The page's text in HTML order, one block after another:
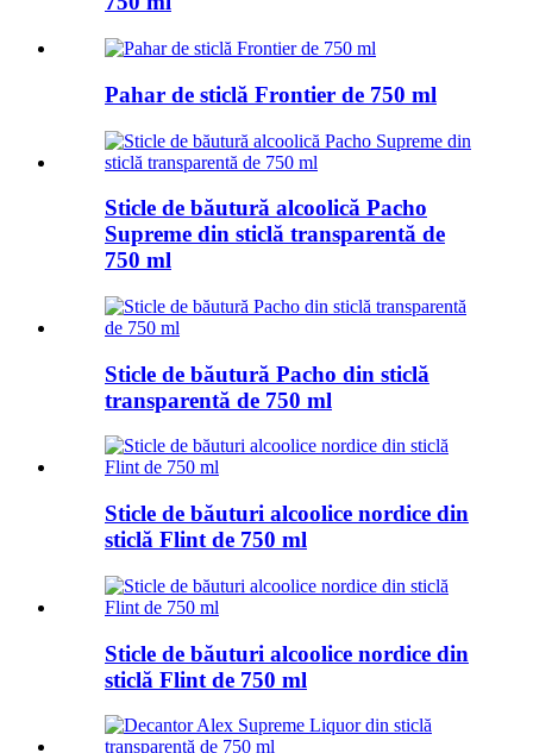
Pahar de sticlă Frontier de 750 ml
Sticle de băutură alcoolică Pacho
Supreme din sticlă transparentă de
750 ml
Sticle de băutură Pacho din sticlă
transparentă de 750 ml
Sticle de băuturi alcoolice nordice din
sticlă Flint de 750 ml
Sticle de băuturi alcoolice nordice din
sticlă Flint de 750 ml